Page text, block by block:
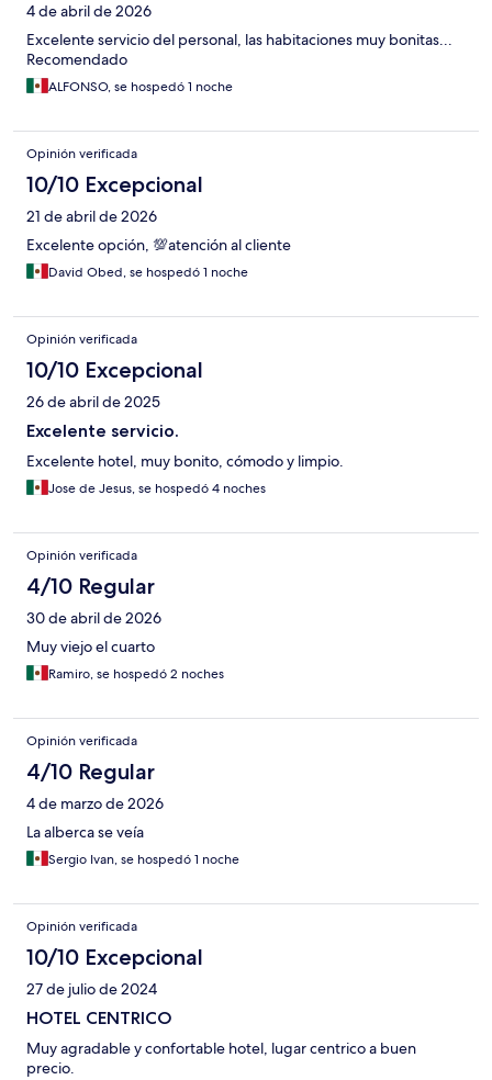
4 de abril de 2026
Excelente servicio del personal, las habitaciones muy bonitas...
Recomendado
ALFONSO, se hospedó 1 noche
Opinión verificada
10/10 Excepcional
21 de abril de 2026
Excelente opción, 💯atención al cliente
David Obed, se hospedó 1 noche
Opinión verificada
10/10 Excepcional
26 de abril de 2025
Excelente servicio.
Excelente hotel, muy bonito, cómodo y limpio.
Jose de Jesus, se hospedó 4 noches
Opinión verificada
4/10 Regular
30 de abril de 2026
Muy viejo el cuarto
Ramiro, se hospedó 2 noches
Opinión verificada
4/10 Regular
4 de marzo de 2026
La alberca se veía
Sergio Ivan, se hospedó 1 noche
Opinión verificada
10/10 Excepcional
27 de julio de 2024
HOTEL CENTRICO
Muy agradable y confortable hotel, lugar centrico a buen
precio.